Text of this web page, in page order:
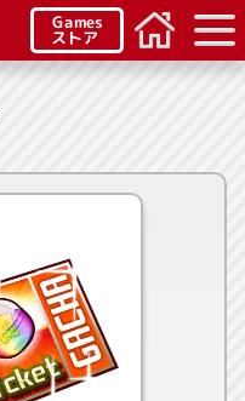
Games
ストア